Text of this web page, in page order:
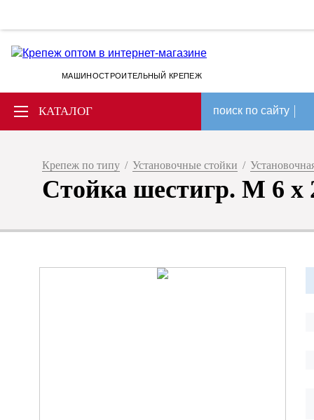
МАШИНОСТРОИТЕЛЬНЫЙ КРЕПЕЖ
КАТАЛОГ поиск по сайту
Крепеж по типу / Установочные стойки /
Стойка шестигр. M 6